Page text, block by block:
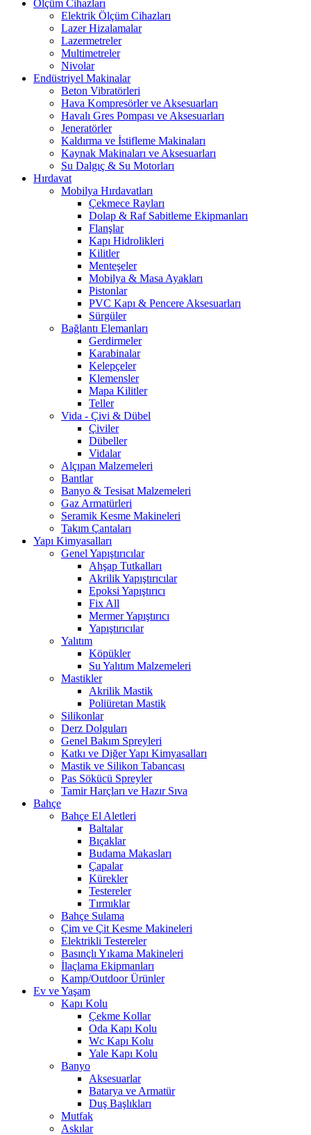
Ölçüm Cihazları
Elektrik Ölçüm Cihazları
Lazer Hizalamalar
Lazermetreler
Multimetreler
Nivolar
Endüstriyel Makinalar
Beton Vibratörleri
Hava Kompresörler ve Aksesuarları
Havalı Gres Pompası ve Aksesuarları
Jeneratörler
Kaldırma ve İstifleme Makinaları
Kaynak Makinaları ve Aksesuarları
Su Dalgıç & Su Motorları
Hırdavat
Mobilya Hırdavatları
Çekmece Rayları
Dolap & Raf Sabitleme Ekipmanları
Flanşlar
Kapı Hidrolikleri
Kilitler
Menteşeler
Mobilya & Masa Ayakları
Pistonlar
PVC Kapı & Pencere Aksesuarları
Sürgüler
Bağlantı Elemanları
Gerdirmeler
Karabinalar
Kelepçeler
Klemensler
Mapa Kilitler
Teller
Vida - Çivi & Dübel
Çiviler
Dübeller
Vidalar
Alçıpan Malzemeleri
Bantlar
Banyo & Tesisat Malzemeleri
Gaz Armatürleri
Seramik Kesme Makineleri
Takım Çantaları
Yapı Kimyasalları
Genel Yapıştırıcılar
Ahşap Tutkalları
Akrilik Yapıştırıcılar
Epoksi Yapıştırıcı
Fix All
Mermer Yapıştırıcı
Yapıştırıcılar
Yalıtım
Köpükler
Su Yalıtım Malzemeleri
Mastikler
Akrilik Mastik
Poliüretan Mastik
Silikonlar
Derz Dolguları
Genel Bakım Spreyleri
Katkı ve Diğer Yapı Kimyasalları
Mastik ve Silikon Tabancası
Pas Sökücü Spreyler
Tamir Harçları ve Hazır Sıva
Bahçe
Bahçe El Aletleri
Baltalar
Bıçaklar
Budama Makasları
Çapalar
Kürekler
Testereler
Tırmıklar
Bahçe Sulama
Çim ve Çit Kesme Makineleri
Elektrikli Testereler
Basınçlı Yıkama Makineleri
İlaçlama Ekipmanları
Kamp/Outdoor Ürünler
Ev ve Yaşam
Kapı Kolu
Çekme Kollar
Oda Kapı Kolu
Wc Kapı Kolu
Yale Kapı Kolu
Banyo
Aksesuarlar
Batarya ve Armatür
Duş Başlıkları
Mutfak
Askılar